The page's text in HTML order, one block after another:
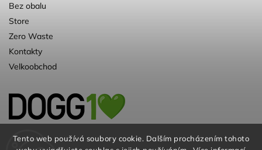
Tento web používá soubory cookie. Dalším procházením tohoto
Bez obalu
Store
Zero Waste
Kontakty
Velkoobchod
Kvalitní a ♻️eko chovatelské potřeby pro